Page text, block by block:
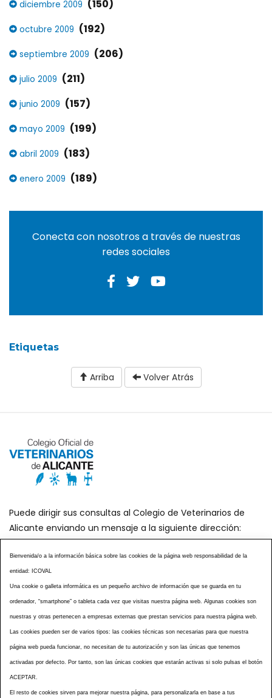
diciembre 2009 (150)
octubre 2009 (192)
septiembre 2009 (206)
julio 2009 (211)
junio 2009 (157)
mayo 2009 (199)
abril 2009 (183)
enero 2009 (189)
Conecta con nosotros a través de nuestras
redes sociales
Etiquetas
Arriba Volver Atrás
Puede dirigir sus consultas al Colegio de Veterinarios de
Alicante enviando un mensaje a la siguiente dirección:
secretaria@icoval.org
¿SABÍAS QUÉ?
CENTROS VETERINARIOS
TABLÓN ANUNCIOS
CURSOS Y EVENTOS
TÉRMINOS Y CONDICIONES
ESPECIAL COVID 19
NOTICIAS
ACCESIBILIDAD
AVISO LEGAL POLÍTICA PRIVACIDAD
Bienvenida/o a la información básica sobre las cookies de la página web responsabilidad de la
entidad: ICOVAL
Una cookie o galleta informática es un pequeño archivo de información que se guarda en tu
ordenador, “smartphone” o tableta cada vez que visitas nuestra página web. Algunas cookies son
nuestras y otras pertenecen a empresas externas que prestan servicios para nuestra página web.
Las cookies pueden ser de varios tipos: las cookies técnicas son necesarias para que nuestra
página web pueda funcionar, no necesitan de tu autorización y son las únicas que tenemos
activadas por defecto. Por tanto, son las únicas cookies que estarán activas si solo pulsas el botón
ACEPTAR.
El resto de cookies sirven para mejorar nuestra página, para personalizarla en base a tus